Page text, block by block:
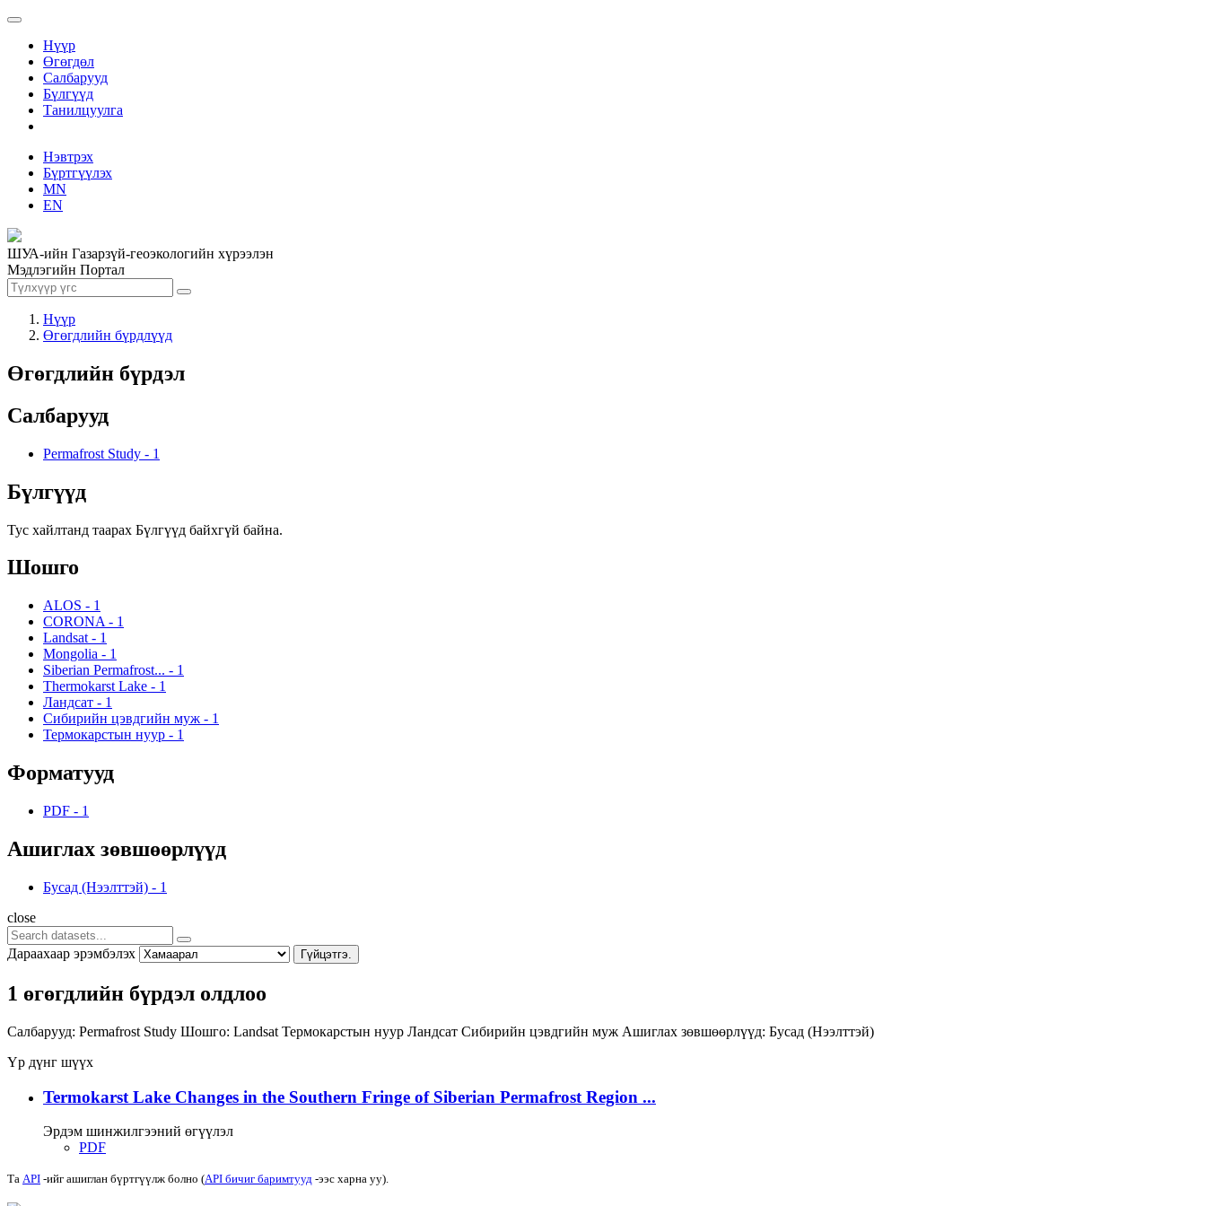
Нүүр
Өгөгдөл
Салбарууд
Бүлгүүд
Танилцуулга
Нэвтрэх
Бүртгүүлэх
MN
EN
ШУА-ийн Газарзүй-геоэкологийн хүрээлэн
Мэдлэгийн Портал
Нүүр
Өгөгдлийн бүрдлүүд
Өгөгдлийн бүрдэл
Салбарууд
Permafrost Study - 1
Бүлгүүд
Тус хайлтанд таарах Бүлгүүд байхгүй байна.
Шошго
ALOS - 1
CORONA - 1
Landsat - 1
Mongolia - 1
Siberian Permafrost... - 1
Thermokarst Lake - 1
Ландсат - 1
Сибирийн цэвдгийн муж - 1
Термокарстын нуур - 1
Форматууд
PDF - 1
Ашиглах зөвшөөрлүүд
Бусад (Нээлттэй) - 1
close
Дараахаар эрэмбэлэх Гүйцэтгэ.
1 өгөгдлийн бүрдэл олдлоо
Салбарууд: Permafrost Study Шошго: Landsat Термокарстын нуур Ландсат Сибирийн цэвдгийн муж Ашиглах зөвшөөрлүүд: Бусад (Нээлттэй)
Үр дүнг шүүх
Termokarst Lake Changes in the Southern Fringe of Siberian Permafrost Region ...
Эрдэм шинжилгээний өгүүлэл
PDF
Та API -ийг ашиглан бүртгүүлж болно (API бичиг баримтууд -ээс харна уу).